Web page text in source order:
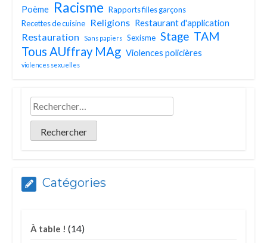
Poème Racisme Rapports filles garçons
Recettes de cuisine
Religions Restaurant d'application
Restauration Sans papiers Sexisme Stage TAM
Tous AUffray MAg Violences policières
violences sexuelles
Catégories
À table ! (14)